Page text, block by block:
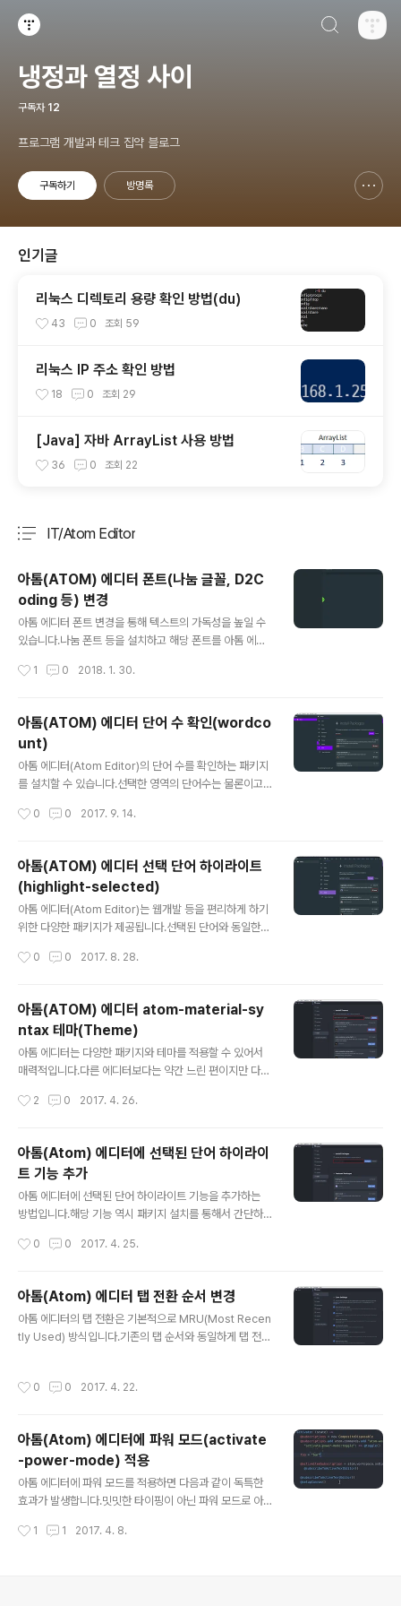
냉정과 열정 사이
구독자 12
프로그램 개발과 테크 집약 블로그
구독하기 방명록
인기글
리눅스 디렉토리 용량 확인 방법(du)
43 0 조회 59
리눅스 IP 주소 확인 방법
18 0 조회 29
[Java] 자바 ArrayList 사용 방법
36 0 조회 22
IT/Atom Editor
아톰(ATOM) 에디터 폰트(나눔 글꼴, D2C
oding 등) 변경
아톰 에디터 폰트 변경을 통해 텍스트의 가독성을 높일 수
있습니다.나눔 폰트 등을 설치하고 해당 폰트를 아톰 에디
서 다운로드가 가능합니다.http://hangeul.naver.com/
아래 링크에서 다운로드가 가능합니다.https://github.co
m/naver/d2codingfont아톰 에디터에서 사용을 원하
는 폰트를 설치하면 준비가 완료됩니다. 아톰 에디터에서
메뉴의 File > Settings 를 실행하거나 Ctrl + ,(comm
a)를 입력합니다.좌측 메뉴에서 Editor를 선택하면 Font
를 사용하기 위한 설정 방법..
1 0 2018. 1. 30.
아톰(ATOM) 에디터 단어 수 확인(wordco
unt)
아톰 에디터(Atom Editor)의 단어 수를 확인하는 패키지
를 설치할 수 있습니다.선택한 영역의 단어수는 물론이고
키지 이름은 wordcount 입니다. 먼저 패키지 설치를 위
l + , 입니다.좌측의 메뉴에서 Install을 선택하고 wordco
unt를 찾으면 됩니다.가장 상단에 위치한 wordcount에
서 Install 버튼을 클릭하면 설치가 진행됩니다.설치가 완
료되면 Settings 버튼을 클릭해서 설정을 일부 수정합니
다.항상 단어 수가 보이게 하려면 Always on에 체크하면
선택됐을 경우)를 우측 하단에서 확인 가능..
0 0 2017. 9. 14.
아톰(ATOM) 에디터 선택 단어 하이라이트
(highlight-selected)
아톰 에디터(Atom Editor)는 웹개발 등을 편리하게 하기
위한 다양한 패키지가 제공됩니다.선택된 단어와 동일한
다.특정 변수의 사용 위치를 한 눈에 확인하고 싶을 때 사용
를 실행합니다.좌측 메뉴에서 Install을 선택하고 highlig
ht-selected를 검색합니다.검색된 목록에서 highlight-
selected에 위치한 Install 버튼을 누르면 설치가 진행됩
니다.설치가 완료되면 Settings 메뉴가 표시되는데 누르
면 세부사항을 설정할 수 있습니다.다양한 설정이 가능합
anes를 모두 선..
0 0 2017. 8. 28.
아톰(ATOM) 에디터 atom-material-sy
ntax 테마(Theme)
아톰 에디터는 다양한 패키지와 테마를 적용할 수 있어서
매력적입니다.다른 에디터보다는 약간 느린 편이지만 다양
마(Theme)을 적용해서 원하는 형태로 사용할 수 있습니
ax를 적용하는 방법입니다.깔끔한 신택스 하이라이트 등
으로 코드 작성에 도움이 되는 매력적인 테마입니다.먼저 F
ile > Settings 메뉴(단축키: Ctrl + ,)를 실행하고 Install
메뉴로 이동합니다.우측의 Themes 버튼을 누르고 ato
m-material-syntax를 입력해서 가장 상단의 결과를 In
치합니다.이제 Theme으로 이동해서..
2 0 2017. 4. 26.
아톰(Atom) 에디터에 선택된 단어 하이라이
트 기능 추가
아톰 에디터에 선택된 단어 하이라이트 기능을 추가하는
방법입니다.해당 기능 역시 패키지 설치를 통해서 간단하
하거나 Ctrl + , 단축키를 실행합니다.좌측에서 Install 버
다.상단에 표시된 패키지의 Install 버튼을 클릭하면 설치
가 진행됩니다.설치가 완료되면 설정에서 원하는 내용을
선택하면 좀 더 눈에 띄게 표시할 수 있습니다.정상적으로
반영되면 다음과 같이 선택한 단어와 동일한 단어에 하이
다.그래도 좀 더 편리하게 코딩 작업 등이 가능합니다.
0 0 2017. 4. 25.
아톰(Atom) 에디터 탭 전환 순서 변경
아톰 에디터의 탭 전환은 기본적으로 MRU(Most Recen
tly Used) 방식입니다.기존의 탭 순서와 동일하게 탭 전환
사용이 불편할 수 있습니다.다행히 아톰 에디터는 기존의
법은 다음과 같습니다. 먼저 File > Settings 메뉴를 통해
설정(Settings)을 실행합니다.설정은 Ctrl + , 단축키로도
실행이 가능합니다. 좌측의 Packages를 선택하고 Tabs
패키지를 검색해서 찾습니다.화면의 tabs 패키지 안의 Se
0 0 2017. 4. 22.
아톰(Atom) 에디터에 파워 모드(activate
-power-mode) 적용
아톰 에디터에 파워 모드를 적용하면 다음과 같이 독특한
효과가 발생합니다.밋밋한 타이핑이 아닌 파워 모드로 아
할 때 지루하지 않게 사용이 가능합니다. 연속으로 문자를
1 1 2017. 4. 8.